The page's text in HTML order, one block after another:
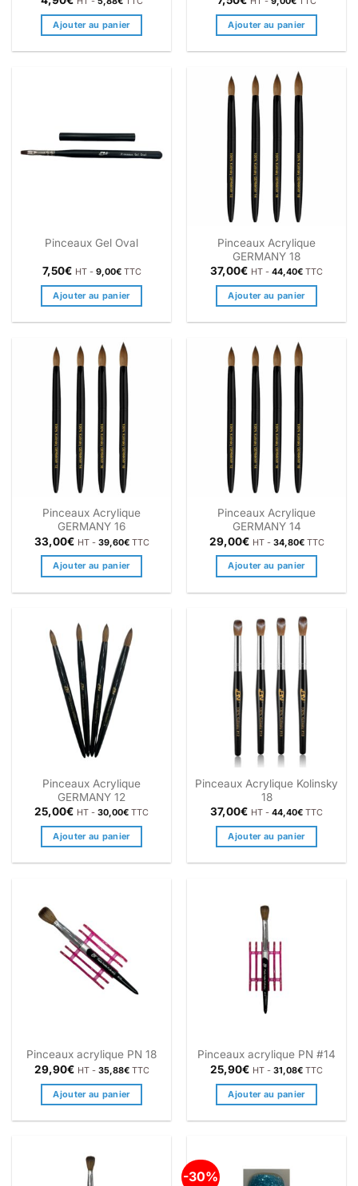
Ajouter au panier Ajouter au panier
Pinceaux Gel Oval
7,50€ HT - 9,00€TTC
Ajouter au panier
Pinceaux Acrylique
GERMANY 18
37,00€ HT - 44,40€ TTC
Ajouter au panier
Pinceaux Acrylique
GERMANY 16
33,00€ HT - 39,60€TTC
Ajouter au panier
Pinceaux Acrylique
GERMANY 14
29,00€ HT - 34,80€TTC
Ajouter au panier
Pinceaux Acrylique
GERMANY 12
25,00€ HT - 30,00€ TTC
Ajouter au panier
Pinceaux Acrylique Kolinsky
18
37,00€ HT - 44,40€ TTC
Ajouter au panier
Pinceaux acrylique PN 18
29,90€ HT - 35,88€TTC
Ajouter au panier
Pinceaux acrylique PN #14
25,90€ HT - 31,08€ TTC
Ajouter au panier
-30%